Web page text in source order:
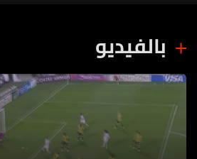
بالفيديو